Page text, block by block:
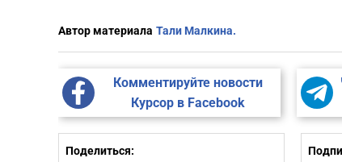
Автор материала Тали Малкина.
Комментируйте новости
Курсор в Facebook
Поделиться: